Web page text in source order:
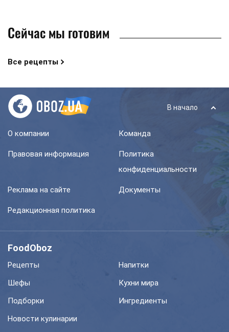
Сейчас мы готовим
Все рецепты
В начало
О компании Команда
Правовая информация
Политика
конфиденциальности
Реклама на сайте Документы
Редакционная политика
FoodOboz
Рецепты
Напитки
Шефы
Кухни мира
Подборки
Ингредиенты
Новости кулинарии